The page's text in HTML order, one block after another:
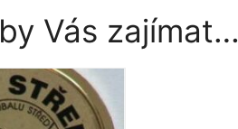
Vás zajímat…